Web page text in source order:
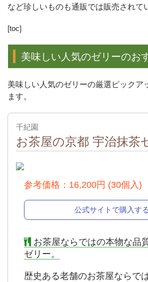
など珍しいものも通販では販売されて
[toc]
美味しい人気のゼリーのお
美味しい人気のゼリーの厳選ピックア
ます。
千紀園
お茶屋の京都 宇治抹茶
参考価格：16,200円 (30個入)
公式サイトで購入する
お茶屋ならではの本物な品
ゼリー。
歴史ある老舗のお茶屋ならで